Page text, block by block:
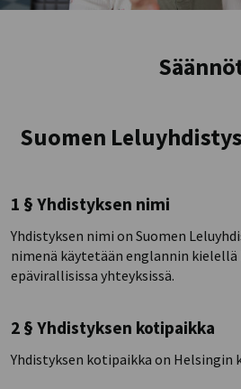
Suomen
1 § Yhdistyksen nimi
Yhdistyksen nimi on Suomen
nimenä käytetään englannin kielellä
epävirallisissa yhteyksissä.
2 § Yhdistyksen kotipaikka
Yhdistyksen kotipaikka on Helsingin